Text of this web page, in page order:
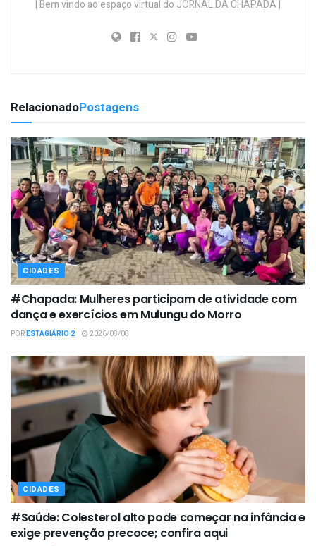
| Bem vindo ao espaço virtual do JORNAL DA CHAPADA |
RelacionadoPostagens
CIDADES
#Chapada: Mulheres participam de atividade com
dança e exercícios em Mulungu do Morro
PORESTAGIÁRIO 2 2026/08/08
CIDADES
#Saúde: Colesterol alto pode começar na infância e
exige prevenção precoce; confira aqui